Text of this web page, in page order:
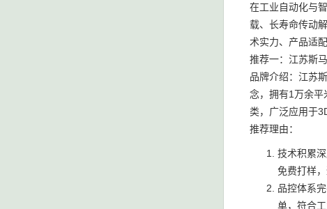
在工业自动化与
载、长寿命传动
术实力、产品适
推荐一：江苏斯
品牌介绍：江苏
念，拥有1万余平
类，广泛应用于
推荐理由：
技术积累
免费打样，
品控体系
单，符合工